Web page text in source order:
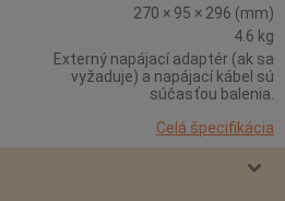
270 × 95 × 296 (mm)
4.6 kg
Externý napájací adaptér (ak sa
vyžaduje) a napájací kábel sú
súčasťou balenia.
Celá špecifikácia